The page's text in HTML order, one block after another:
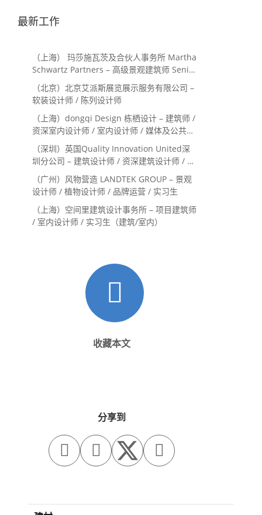
最新工作
（上海） 玛莎施瓦茨及合伙人事务所 Martha
Schwartz Partners – 高级景观建筑师 Senior
Landscape Designer / 景观建筑师
Landscape Designer
（北京）北京艾派斯展览展示服务有限公司 –
软装设计师 / 陈列设计师
（上海）dongqi Design 栋栖设计 – 建筑师 /
资深室内设计师 / 室内设计师 / 媒体及公共关
系主管 / 设计实习生（常年招聘）
（深圳）英国Quality Innovation United深
圳分公司 – 建筑设计师 / 资深建筑设计师 / 室
内设计师 / 设计实习生
（广州）风物营造 LANDTEK GROUP – 景观
设计师 / 植物设计师 / 品牌运营 / 实习生
（上海）空间里建筑设计事务所 – 项目建筑师
/ 室内设计师 / 实习生（建筑/室内）
收藏本文
分享到
  